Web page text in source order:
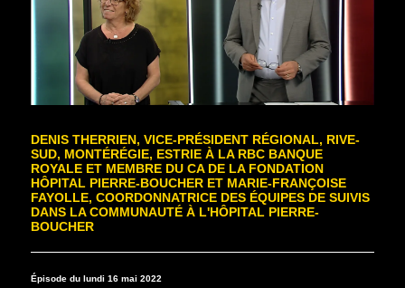
DENIS THERRIEN, VICE-PRÉSIDENT RÉGIONAL, RIVE-
SUD, MONTÉRÉGIE, ESTRIE À LA RBC BANQUE
ROYALE ET MEMBRE DU CA DE LA FONDATION
HÔPITAL PIERRE-BOUCHER ET MARIE-FRANÇOISE
FAYOLLE, COORDONNATRICE DES ÉQUIPES DE SUIVIS
DANS LA COMMUNAUTÉ À L'HÔPITAL PIERRE-
BOUCHER
Épisode du lundi 16 mai 2022